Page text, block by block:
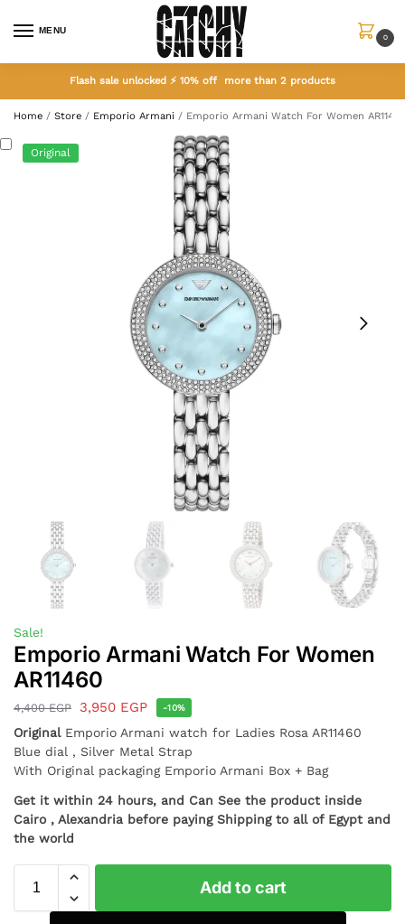
MENU
0
Flash sale unlocked ⚡ 10% off more than 2 products
Home / Store / Emporio Armani / Emporio Armani Watch For Women
Original
Sale!
Emporio Armani Watch For Women
AR11460
4,400EGP 3,950 EGP -10%
OriginalEmporio Armani watch for Ladies Rosa AR11460
Blue dial , Silver Metal Strap
With Original packaging Emporio Armani Box + Bag
Get it within 24 hours, and Can See the product inside
Cairo , Alexandria before paying Shipping to all of Egypt and
the world
Add to cart